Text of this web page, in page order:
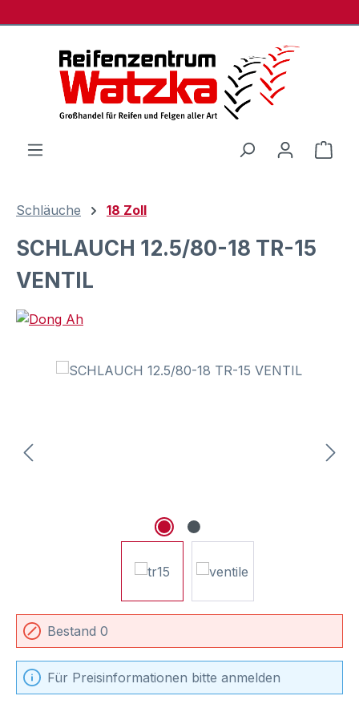
Schläuche 18 Zoll
SCHLAUCH 12.5/80-18 TR-15
VENTIL
Bildergalerie überspringen
Bestand 0
Für Preisinformationen bitte anmelden